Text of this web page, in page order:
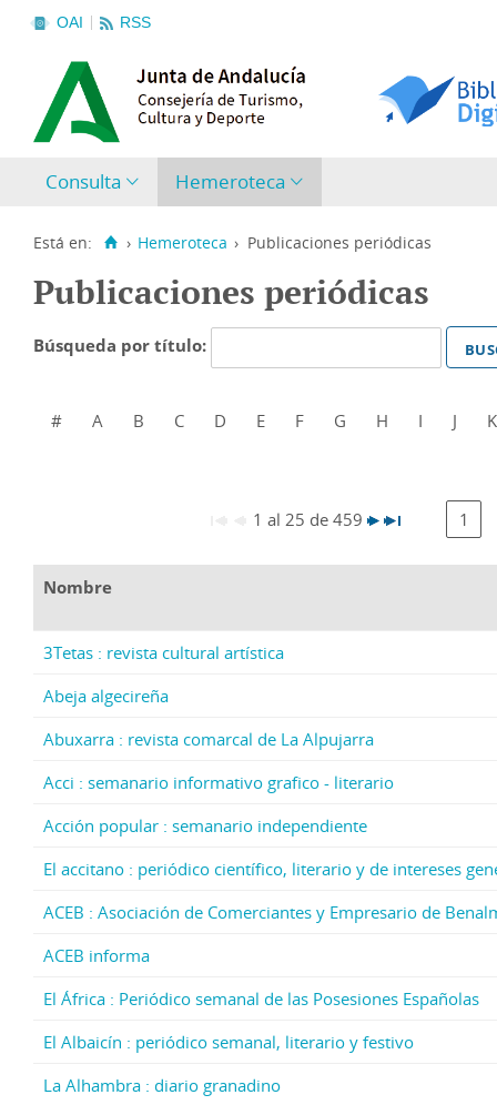
OAI RSS
Consulta Hemeroteca
Está en: › Hemeroteca › Publicaciones periódicas
Publicaciones periódicas
Búsqueda por título:
# A B C D E F G H I J K
1 al 25 de 459 1
Nombre
3Tetas : revista cultural artística
Abeja algecireña
Abuxarra : revista comarcal de La Alpujarra
Acci : semanario informativo grafico - literario
Acción popular : semanario independiente
El accitano : periódico científico, literario y de intereses
ACEB : Asociación de Comerciantes y Empresario de
ACEB informa
El África : Periódico semanal de las Posesiones Españolas
El Albaicín : periódico semanal, literario y festivo
La Alhambra : diario granadino